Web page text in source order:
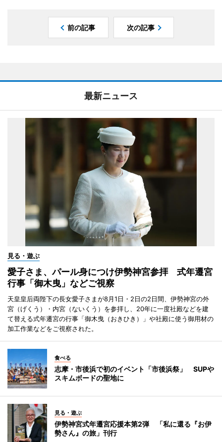
前の記事 次の記事
最新ニュース
見る・遊ぶ
愛子さま、パール身につけ伊勢神宮参拝 式年遷宮
行事「御木曳」などご視察
天皇皇后両陛下の長女愛子さまが8月1日・2日の2日間、伊勢神宮の外
宮（げくう）・内宮（ないくう）を参拝し、20年に一度社殿などを建
て替える式年遷宮の行事「御木曳（おきひき）」や社殿に使う御用材の
加工作業などをご視察された。
食べる
志摩・市後浜で初のイベント「市後浜祭」 SUPや
スキムボードの聖地に
見る・遊ぶ
伊勢神宮式年遷宮応援本第2弾 「私に還る『お伊
勢さん』の旅」刊行